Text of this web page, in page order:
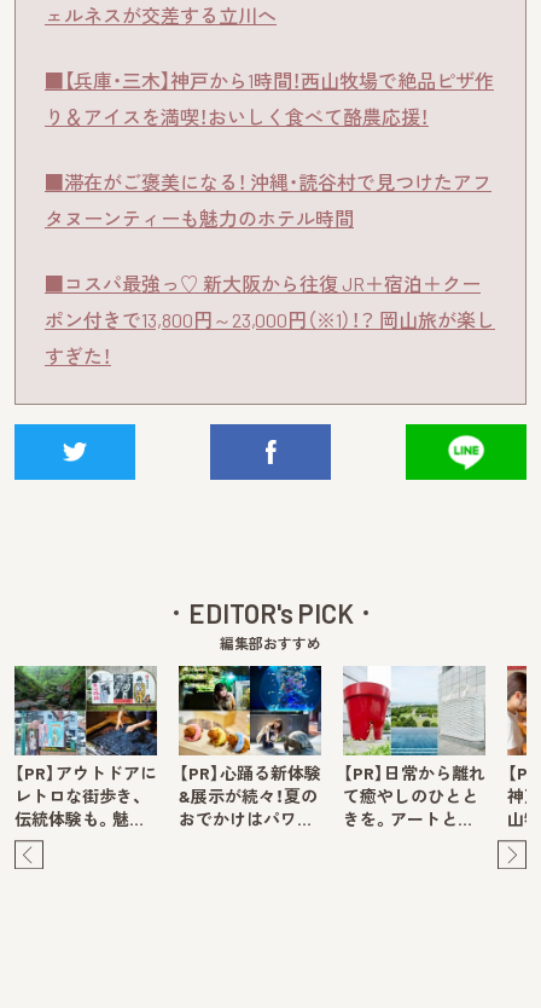
ェルネスが交差する立川へ
■【兵庫・三木】神戸から1時間！西山牧場で絶品ピザ作
り＆アイスを満喫！おいしく食べて酪農応援！
■滞在がご褒美になる！ 沖縄・読谷村で見つけたアフ
タヌーンティーも魅力のホテル時間
■コスパ最強っ♡ 新大阪から往復 JR＋宿泊＋クー
ポン付きで13,800円～23,000円（※1）！？ 岡山旅が楽し
すぎた！
EDITOR's PICK
編集部おすすめ
【PR】アウトドアに
レトロな街歩き、
伝統体験も。魅…
【PR】心踊る新体験
&展示が続々！夏の
おでかけはパワ…
【PR】日常から離れ
て癒やしのひとと
きを。アートと…
【
神
山